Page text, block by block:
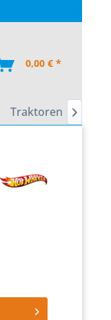
0,00 € *
Traktoren 